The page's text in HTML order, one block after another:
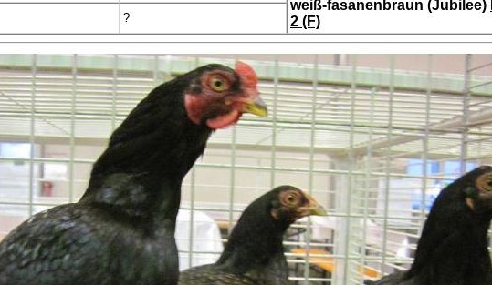
weiß-fasanenbraun (Jubilee)
2 (F)
?